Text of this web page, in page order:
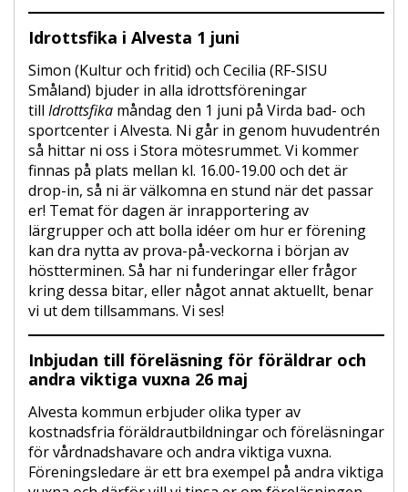
Idrottsfika i Alvesta 1 juni
Simon (Kultur och fritid) och Cecilia (RF-SISU
Småland) bjuder in alla idrottsföreningar
till Idrottsfika måndag den 1 juni på Virda bad- och
sportcenter i Alvesta. Ni går in genom huvudentrén
så hittar ni oss i Stora mötesrummet. Vi kommer
finnas på plats mellan kl. 16.00-19.00 och det är
drop-in, så ni är välkomna en stund när det passar
er! Temat för dagen är inrapportering av
lärgrupper och att bolla idéer om hur er förening
kan dra nytta av prova-på-veckorna i början av
höstterminen. Så har ni funderingar eller frågor
kring dessa bitar, eller något annat aktuellt, benar
vi ut dem tillsammans. Vi ses!
Inbjudan till föreläsning för föräldrar och
andra viktiga vuxna 26 maj
Alvesta kommun erbjuder olika typer av
kostnadsfria föräldrautbildningar och föreläsningar
för vårdnadshavare och andra viktiga vuxna.
Föreningsledare är ett bra exempel på andra viktiga